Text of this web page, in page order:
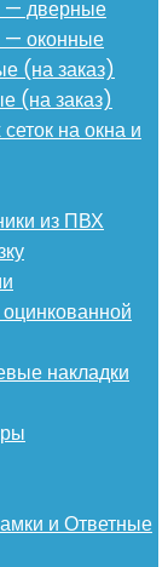
— дверные
оконные
(на заказ)
(на заказ)
на окна и
из ПВХ
накладки
и Ответные